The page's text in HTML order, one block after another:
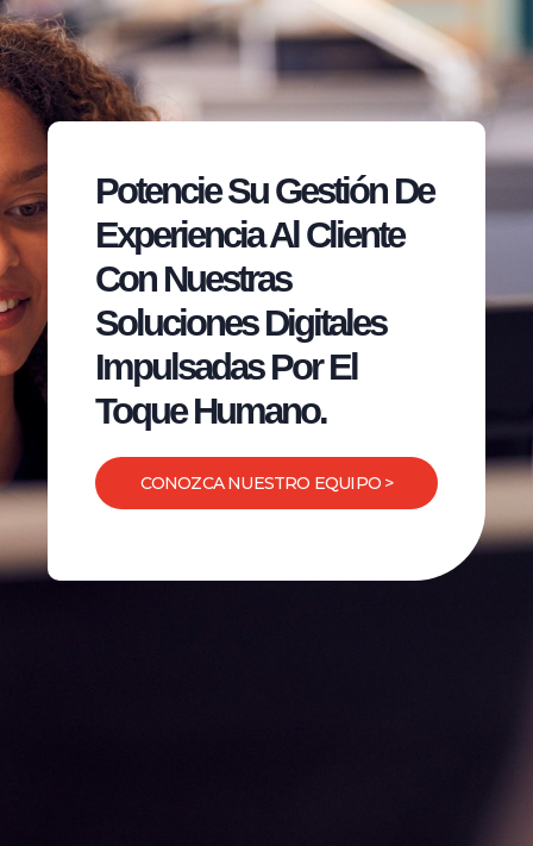
Potencie Su Gestión De
Experiencia Al Cliente
Con Nuestras
Soluciones Digitales
Impulsadas Por El
Toque Humano.
CONOZCA NUESTRO EQUIPO >